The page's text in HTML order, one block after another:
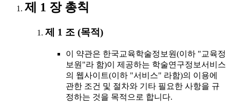
제 1 장 총칙
제 1 조 (목적)
이 약관은 한국교육학술정보원(이하 "교육정
보원"라 함)이 제공하는 학술연구정보서비스
의 웹사이트(이하 "서비스" 라함)의 이용에
관한 조건 및 절차와 기타 필요한 사항을 규
정하는 것을 목적으로 합니다.